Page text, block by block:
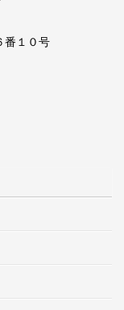
番１０号